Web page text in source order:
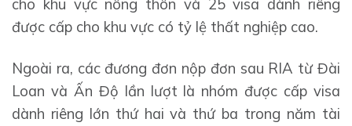
cho khu vực nông thôn và 25 visa dành riêng
được cấp cho khu vực có tỷ lệ thất nghiệp cao.
Ngoài ra, các đương đơn nộp đơn sau RIA từ Đài
Loan và Ấn Độ lần lượt là nhóm được cấp visa
dành riêng lớn thứ hai và thứ ba trong năm tài